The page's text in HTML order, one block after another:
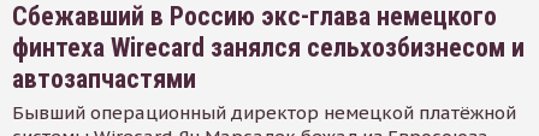
Сбежавший в Россию экс-глава немецкого
финтеха Wirecard занялся сельхозбизнесом и
автозапчастями
Бывший операционный директор немецкой платёжной